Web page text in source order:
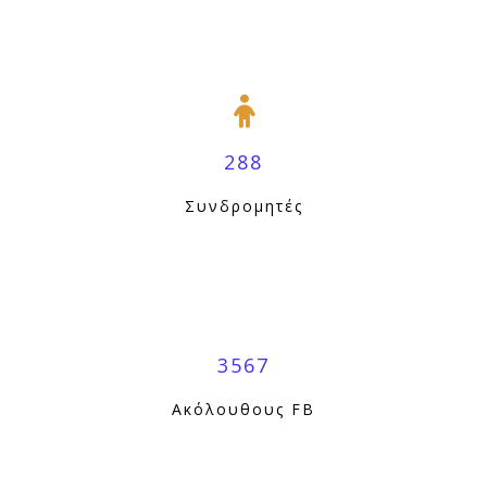
288
Συνδρομητές
3567
Ακόλουθους FB